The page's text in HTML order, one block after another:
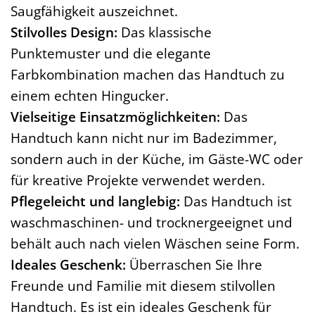
Saugfähigkeit auszeichnet.
Stilvolles Design: Das klassische
Punktemuster und die elegante
Farbkombination machen das Handtuch zu
einem echten Hingucker.
Vielseitige Einsatzmöglichkeiten: Das
Handtuch kann nicht nur im Badezimmer,
sondern auch in der Küche, im Gäste-WC oder
für kreative Projekte verwendet werden.
Pflegeleicht und langlebig: Das Handtuch ist
waschmaschinen- und trocknergeeignet und
behält auch nach vielen Wäschen seine Form.
Ideales Geschenk: Überraschen Sie Ihre
Freunde und Familie mit diesem stilvollen
Handtuch. Es ist ein ideales Geschenk für